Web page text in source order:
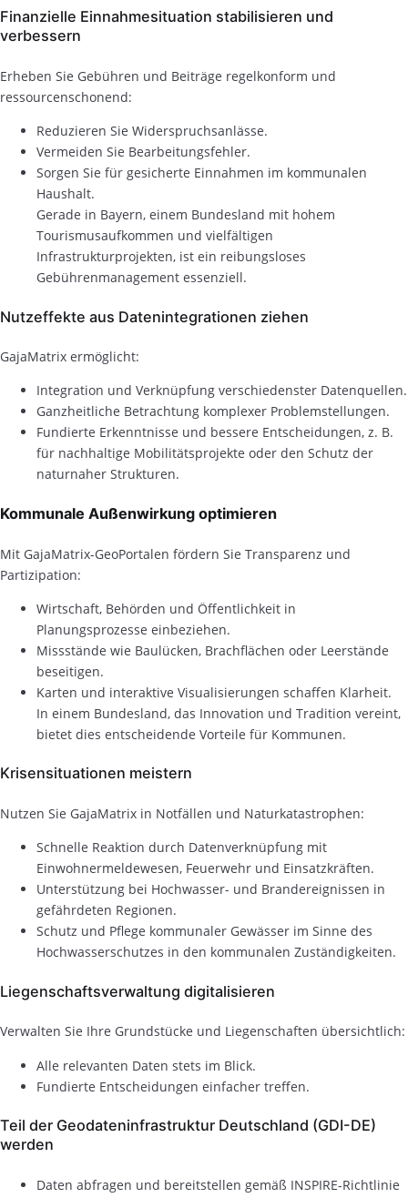
Finanzielle Einnahmesituation stabilisieren und
verbessern
Erheben Sie Gebühren und Beiträge regelkonform und
ressourcenschonend:
Reduzieren Sie Widerspruchsanlässe.
Vermeiden Sie Bearbeitungsfehler.
Sorgen Sie für gesicherte Einnahmen im kommunalen
Haushalt.
Gerade in Bayern, einem Bundesland mit hohem
Tourismusaufkommen und vielfältigen
Infrastrukturprojekten, ist ein reibungsloses
Gebührenmanagement essenziell.
Nutzeffekte aus Datenintegrationen ziehen
GajaMatrix ermöglicht:
Integration und Verknüpfung verschiedenster Datenquellen.
Ganzheitliche Betrachtung komplexer Problemstellungen.
Fundierte Erkenntnisse und bessere Entscheidungen, z. B.
für nachhaltige Mobilitätsprojekte oder den Schutz der
naturnaher Strukturen.
Kommunale Außenwirkung optimieren
Mit GajaMatrix-GeoPortalen fördern Sie Transparenz und
Partizipation:
Wirtschaft, Behörden und Öffentlichkeit in
Planungsprozesse einbeziehen.
Missstände wie Baulücken, Brachflächen oder Leerstände
beseitigen.
Karten und interaktive Visualisierungen schaffen Klarheit.
In einem Bundesland, das Innovation und Tradition vereint,
bietet dies entscheidende Vorteile für Kommunen.
Krisensituationen meistern
Nutzen Sie GajaMatrix in Notfällen und Naturkatastrophen:
Schnelle Reaktion durch Datenverknüpfung mit
Einwohnermeldewesen, Feuerwehr und Einsatzkräften.
Unterstützung bei Hochwasser- und Brandereignissen in
gefährdeten Regionen.
Schutz und Pflege kommunaler Gewässer im Sinne des
Hochwasserschutzes in den kommunalen Zuständigkeiten.
Liegenschaftsverwaltung digitalisieren
Verwalten Sie Ihre Grundstücke und Liegenschaften übersichtlich:
Alle relevanten Daten stets im Blick.
Fundierte Entscheidungen einfacher treffen.
Teil der Geodateninfrastruktur Deutschland (GDI-DE)
werden
Daten abfragen und bereitstellen gemäß INSPIRE-Richtlinie